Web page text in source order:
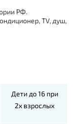
РФ.
TV, душ,
Дети до 16 при
2х взрослых